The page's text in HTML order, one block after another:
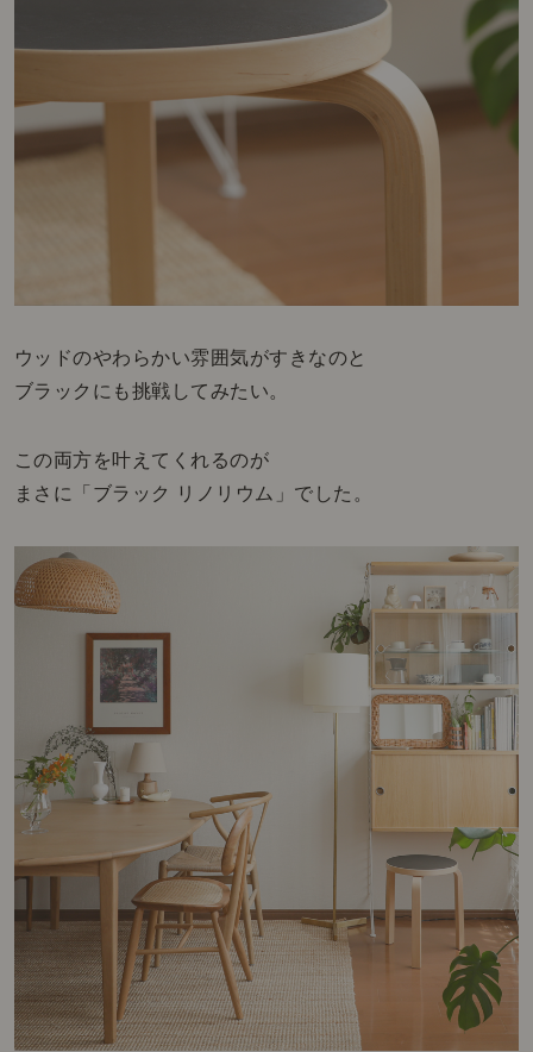
ウッドのやわらかい雰囲気がすきなのと
ブラックにも挑戦してみたい。
この両方を叶えてくれるのが
まさに「ブラック リノリウム」でした。